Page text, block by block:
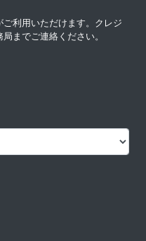
利用いただけます。クレジ
までご連絡ください。